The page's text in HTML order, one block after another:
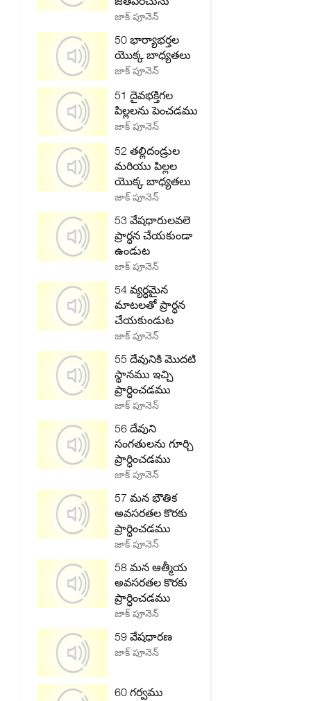
జాక్ పూనెన్
50 భార్యాభర్తల
యొక్క బాధ్యతలు
జాక్ పూనెన్
51 దైవభక్తిగల
పిల్లలను పెంచడము
జాక్ పూనెన్
52 తల్లిదండ్రుల
మరియు పిల్లల
యొక్క బాధ్యతలు
జాక్ పూనెన్
53 వేషధారులవలె
ప్రార్ధన చేయకుండా
ఉండుట
జాక్ పూనెన్
54 వ్యర్ధమైన
మాటలతో ప్రార్ధన
చేయకుండుట
జాక్ పూనెన్
55 దేవునికి మొదటి
స్థానము ఇచ్చి
ప్రార్ధించడము
జాక్ పూనెన్
56 దేవుని
సంగతులను గూర్చి
ప్రార్ధించడము
జాక్ పూనెన్
57 మన భౌతిక
అవసరతల కొరకు
ప్రార్ధించడము
జాక్ పూనెన్
58 మన ఆత్మీయ
అవసరతల కొరకు
ప్రార్ధించడము
జాక్ పూనెన్
59 వేషధారణ
జాక్ పూనెన్
60 గర్వము